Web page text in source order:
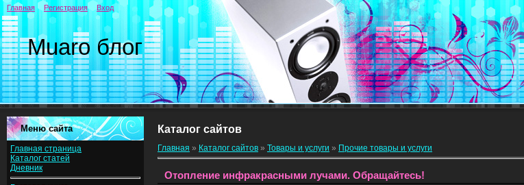
Muaro блог
Главная Регистрация Вход
Меню сайта
Главная страница
Каталог статей
Дневник
Каталог сайтов
Главная » Каталог сайтов » Товары и услуги » Прочие товары и услуги
Отопление инфракрасными лучами. Обращайтесь!